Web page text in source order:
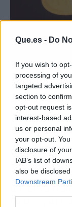
Que.es - Do
If you wish to
processing of
targeted
section to
opt-out request
interest-based
us or personal
your opt-out.
disclosure of
IAB’s list of
also be
Downstream
Al celebrar
rpm, no solo
evolución de
también
estos
musical.
hasta la
giro a 45
intemporal